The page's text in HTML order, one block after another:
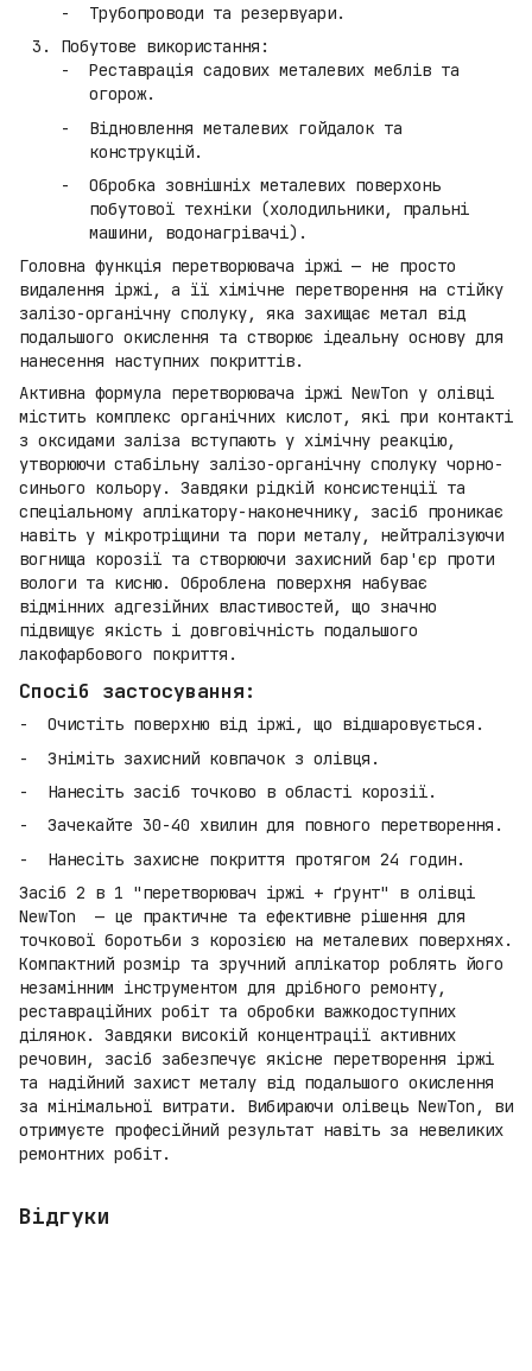
Трубопроводи та резервуари.
Побутове використання:
Реставрація садових металевих меблів та
огорож.
Відновлення металевих гойдалок та
конструкцій.
Обробка зовнішніх металевих поверхонь
побутової техніки (холодильники, пральні
машини, водонагрівачі).
Головна функція перетворювача іржі — не просто
видалення іржі, а її хімічне перетворення на стійку
залізо-органічну сполуку, яка захищає метал від
подальшого окислення та створює ідеальну основу для
нанесення наступних покриттів.
Активна формула перетворювача іржі NewTon у олівці
містить комплекс органічних кислот, які при контакті
з оксидами заліза вступають у хімічну реакцію,
утворюючи стабільну залізо-органічну сполуку чорно-
синього кольору. Завдяки рідкій консистенції та
спеціальному аплікатору-наконечнику, засіб проникає
навіть у мікротріщини та пори металу, нейтралізуючи
вогнища корозії та створюючи захисний бар'єр проти
вологи та кисню. Оброблена поверхня набуває
відмінних адгезійних властивостей, що значно
підвищує якість і довговічність подальшого
лакофарбового покриття.
Спосіб застосування:
Очистіть поверхню від іржі, що відшаровується.
Зніміть захисний ковпачок з олівця.
Нанесіть засіб точково в області корозії.
Зачекайте 30-40 хвилин для повного перетворення.
Нанесіть захисне покриття протягом 24 годин.
Засіб 2 в 1 "перетворювач іржі + ґрунт" в олівці
NewTon — це практичне та ефективне рішення для
точкової боротьби з корозією на металевих поверхнях.
Компактний розмір та зручний аплікатор роблять його
незамінним інструментом для дрібного ремонту,
реставраційних робіт та обробки важкодоступних
ділянок. Завдяки високій концентрації активних
речовин, засіб забезпечує якісне перетворення іржі
та надійний захист металу від подальшого окислення
за мінімальної витрати. Вибираючи олівець NewTon, ви
отримуєте професійний результат навіть за невеликих
ремонтних робіт.
Відгуки